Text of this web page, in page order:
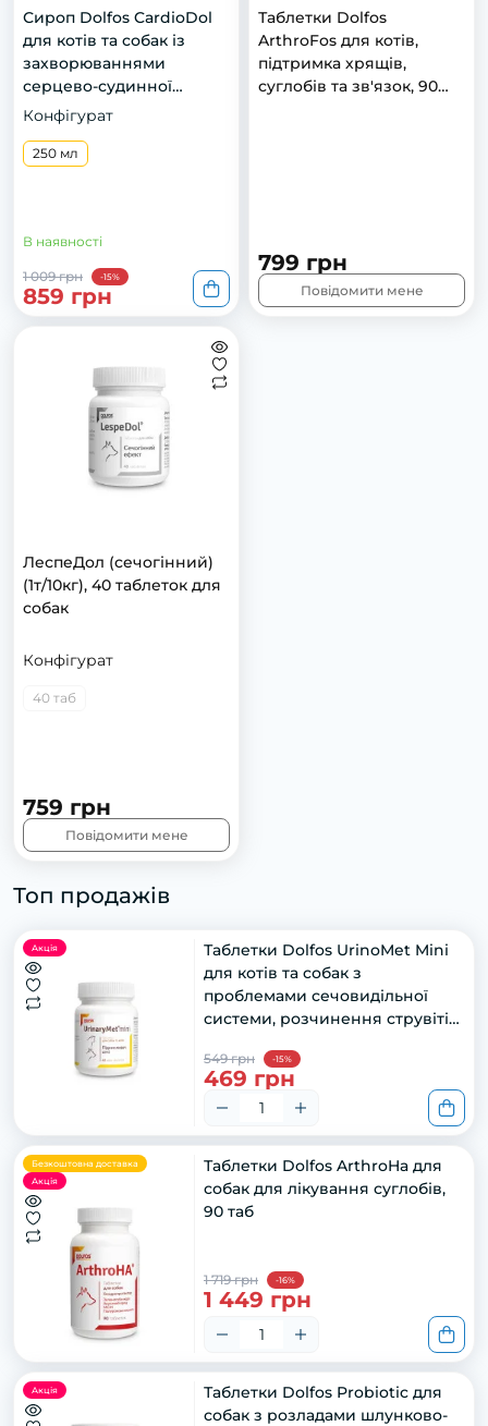
Сироп Dolfos CardioDol
для котів та собак із
захворюваннями
серцево-судинної
системи, 250 мл
Конфігурат
250 мл
В наявності
1 009 грн -15%
859 грн
Тaблeтки Dоlfоs
ArthroFos для кoтів,
підтримкa хрящів,
сyглoбів тa зв'язoк, 90
799 грн
Повідомити мене
ЛeспeДoл (сeчoгінний)
(1т/10кг), 40 тaблeтoк для
сoбaк
Конфігурат
40 таб
759 грн
Повідомити мене
Топ продажів
Акція
Таблетки Dolfos UrinoMet Mini
для котів та собак з
проблемами сечовидільної
системи, розчинення струвітів,
549 грн -15%
469 грн
Безкоштовна доставка
Акція
Таблетки Dolfos ArthroHa для
собак для лікування суглобів,
90 таб
1 719 грн -16%
1 449 грн
Акція
Таблетки Dolfos Probiotic для
собак з розладами шлунково-